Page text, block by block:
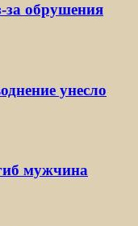
за обрушения
унесло
мужчина